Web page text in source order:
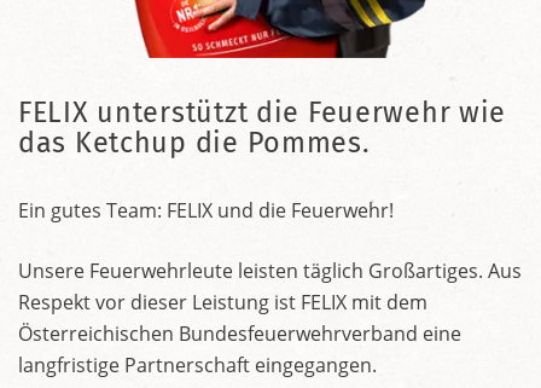
FELIX unterstützt die Feuerwehr wie
das Ketchup die Pommes.
Ein gutes Team: FELIX und die Feuerwehr!
Unsere Feuerwehrleute leisten täglich Großartiges. Aus
Respekt vor dieser Leistung ist FELIX mit dem
Österreichischen Bundesfeuerwehrverband eine
langfristige Partnerschaft eingegangen.